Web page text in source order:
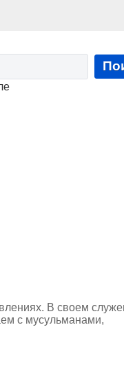
В своем
с мусульманами,